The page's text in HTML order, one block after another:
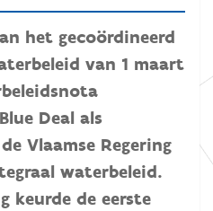
het gecoördineerd
van 1 maart
Deal als
Vlaamse Regering
waterbeleid.
keurde de eerste